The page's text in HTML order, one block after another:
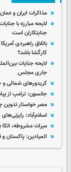
مذاکرات ایران و
لایحه مبارزه با
جنایتکاران است
باتلاق راهبردی
کارگشا باشد؟
لایحه جنایات
جاری مجلس
کریدورهای شمالی
جانسون: ترامپ از
مصر خواستار
اسلام‌آباد:
میراث مشروطه،
المیادین: